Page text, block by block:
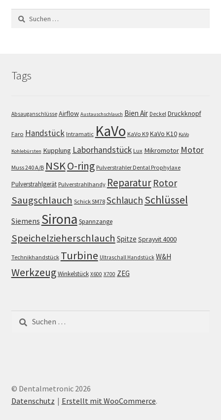
Suchen
nach:
Tags
Absauganschlüsse Airflow Austauschschlauch Bien Air Deckel Druckknopf
Faro Handstück Intramatic KaVo KaVo K9 KaVo K10 KaVo
Kohlebürsten Kupplung Laborhandstück Lux Mikromotor Motor
Muss 240 A/B NSKO-ring Pulverstrahler Dental Prophylaxe
Pulverstrahlgerät Pulverstrahlhandy Reparatur Rotor
Saugschlauch Schick SM78 Schlauch Schlüssel
Siemens Sirona Spannzange
Speichelzieherschlauch Spitze Sprayvit 4000
Technikhandstück Turbine Ultraschall Handstück W&H
WerkzeugWinkelstück X600 X700 ZEG
nach:
© Dentalmetronic 2026
Datenschutz
Erstellt mit WooCommerce.